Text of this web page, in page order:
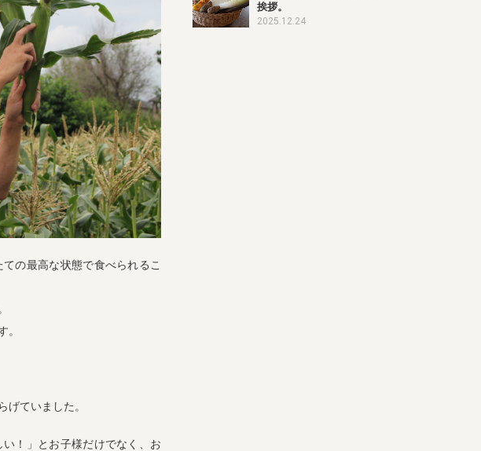
の最高な状態で食べられるこ
。
げていました。
！」とお子様だけでなく、お
挨拶。
2025.12.24